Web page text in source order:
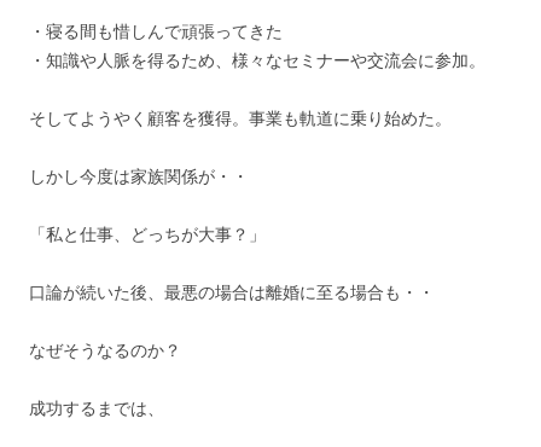
・寝る間も惜しんで頑張ってきた
・知識や人脈を得るため、様々なセミナーや交流会に参加。
そしてようやく顧客を獲得。事業も軌道に乗り始めた。
しかし今度は家族関係が・・
「私と仕事、どっちが大事？」
口論が続いた後、最悪の場合は離婚に至る場合も・・
なぜそうなるのか？
成功するまでは、